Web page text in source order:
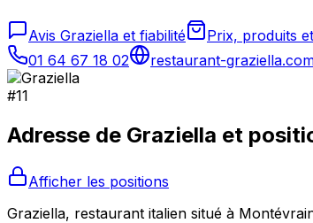
Avis Graziella et fiabilité
Prix, produits
01 64 67 18 02
restaurant-
#11
Adresse de Graziella et
Afficher les positions
Graziella, restaurant italien situé à